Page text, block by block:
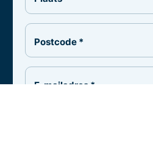
Postcode *
E-mailadres *